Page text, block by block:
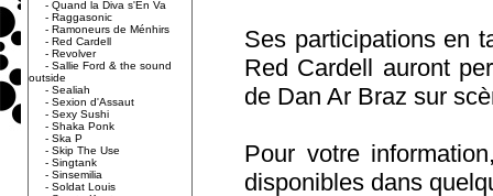
- Quand la Diva s'En Va
- Raggasonic
- Ramoneurs de Ménhirs
- Red Cardell
- Revolver
- Sallie Ford & the sound
outside
- Sealiah
- Sexion d'Assaut
- Sexy Sushi
- Shaka Ponk
- Ska P
- Skip The Use
- Singtank
- Sinsemilia
- Soldat Louis
Ses participations en
Red Cardell auront
de Dan Ar Braz sur
Pour votre
disponibles dans